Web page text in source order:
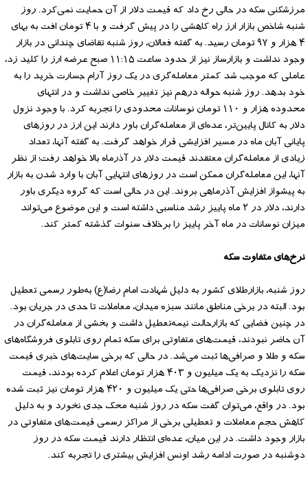
مرزشکنی سکه در حالی رخ داد که قیمت دلار از آن حمایت نمی‌کرد. روز
شنبه شاخص بازار ارز راه کاهشی را در پیش گرفت و با ۴ تومان افت به بهای
۴ هزار و ۹۷ تومان رسید. به گفته فعالان، روز شنبه تقاضای چندانی در بازار
وجود نداشت و بازارساز نیز از حدود ساعت ۱۱:۱۵ صبح عرضه ارز را کلید زد،
عاملی که موجب شد کمتر معامله‌گری در یک روز آرام جسارت خرید را به
خود بدهد. روز شنبه حواله درهم نیز تغییر خاصی نداشت و در انتهای
محدوده هزار و ۱۱۰ تومان نوسانات محدودی را تجربه کرد. با وجود نزول
دلار به کانال پایین‌تر، عده‌ای از معامله‌گران باور دارند این ارز در روزهای
پایانی آبان ماه در مسیر افزایشی قرار خواهد گرفت. به گفته آنها، تعداد
زیادی از معامله‌گران معتقدند قیمت دلار در آذرماه بالا خواهد رفت؛ از نظر
آنها، این معامله‌گران ممکن است در روزهای انتهایی آبان با وارد شدن به بازار
به پیشواز افزایش آذرماهی بروند. این در حالی است که گروه دیگری باور
دارند، دلار در ۲ ماه پاییز رشد مناسبی داشته است و این موضوع می‌تواند
میزان نوسانات در ماه آخر پاییز را برخلاف سنوات گذشته کمتر کند.
نرخ‌های متفاوت سکه
روز شنبه، بازارطلای کشور به دلیل شهادت امام رضا(ع) به‌طور رسمی تعطیل
بود. البته در برخی مناطق مانند سبزه میدان، معاملات تا حدی در جریان بود.
در چنین فضایی که بازارحالت نیمه‌تعطیل داشت و بخشی از معامله‌گران در
آن حاضر نبودند، قیمت‌های متفاوتی برای سکه تمام روی تابلوی فروشگاه‌های
سکه و طلا و صرافی‌ها ثبت می‌شد. در حالی که برخی سایت‌های خبری قیمت
سکه را نزدیک به یک میلیون و ۴۰۳ هزار تومان اعلام کرده بودند، قیمت
روی تابلوی برخی صرافی‌ها حتی یک میلیون و ۴۲۰ هزار تومان نیز ثبت شده
بود. در واقع، می‌توان گفت سکه در روز شنبه محک جدی نخورد و به دلیل
کاهش حجم معاملات و تعطیلی برخی از مراکز رسمی قیمت‌های متفاوتی در
بازار وجود داشت. در این میان، عده‌ای انتظار دارند قیمت سکه در روز
دوشنبه در صورت ادامه رشد اونس افزایش بیشتری را تجربه کند.